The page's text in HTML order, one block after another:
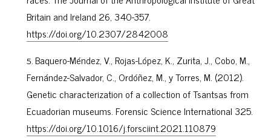
Britain and Ireland 26, 340-357.
https://doi.org/10.2307/2842008
Baquero-Méndez, V., Rojas-López, K., Zurita, J., Cobo, M.,
Fernández-Salvador, C., Ordóñez, M., y Torres, M. (2012).
Genetic characterization of a collection of Tsantsas from
Ecuadorian museums. Forensic Science International 325.
https://doi.org/10.1016/j.forsciint.2021.110879